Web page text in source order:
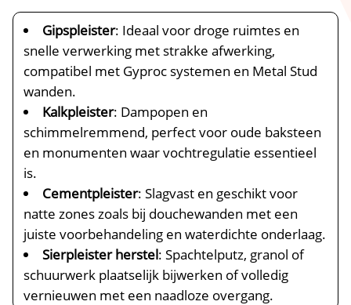
Gipspleister: Ideaal voor droge ruimtes en
snelle verwerking met strakke afwerking,
compatibel met Gyproc systemen en Metal Stud
wanden.​
Kalkpleister: Dampopen en
schimmelremmend, perfect voor oude baksteen
en monumenten waar vochtregulatie essentieel
is.​
Cementpleister: Slagvast en geschikt voor
natte zones zoals bij douchewanden met een
juiste voorbehandeling en waterdichte onderlaag.​
Sierpleister herstel: Spachtelputz, granol of
schuurwerk plaatselijk bijwerken of volledig
vernieuwen met een naadloze overgang.​